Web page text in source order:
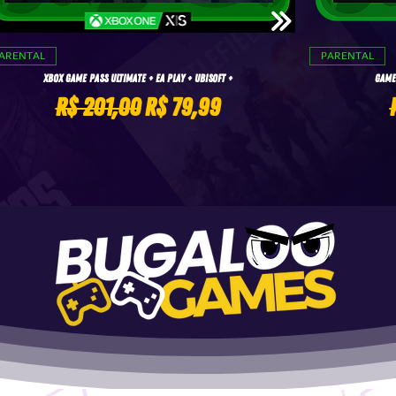
Xbox Game Pass Ultimate + EA Play + Ubisoft +
Preço normal
R$ 201,00Preço promocional
R$ 79,99
PARENTAL